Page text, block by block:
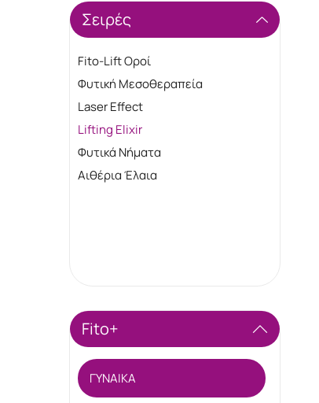
Σειρές
Fito-Lift Οροί
Φυτική Μεσοθεραπεία
Laser Effect
Lifting Elixir
Φυτικά Νήματα
Αιθέρια Έλαια
Fito+
ΓΥΝΑΙΚΑ